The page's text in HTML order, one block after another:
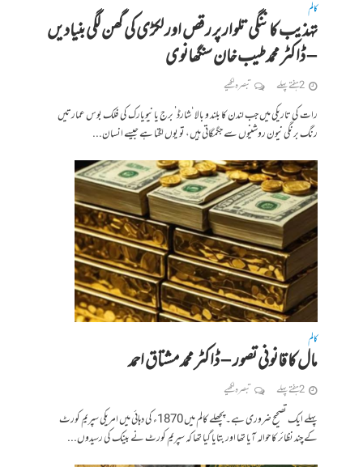
کالم
تہذیب کا ننگی تلوار پر رقص اور لکڑی کی گھن لگی بنیادیں
– ڈاکٹر محمد طیب خان سنگھانوی
2 ہفتے پہلے تبصرہ لکھیے
رات کی تاریکی میں جب لندن کا بلند و بالا ‘شارڈ’ برج یا نیویارک کی فلک بوس عمارتیں
رنگ برنگی نیون روشنیوں سے جگمگاتی ہیں، تو یوں لگتا ہے جیسے انسان...
کالم
مال کا قانونی تصور – ڈاکٹر محمد مشتاق احمد
2 ہفتے پہلے تبصرہ لکھیے
پہلے ایک تصحیح ضروری ہے۔ پچھلے کالم میں 1870ء کی دہائی میں امریکی سپریم کورٹ
کے چند نظائر کا حوالہ آیا تھا اور بتایا گیا تھا کہ سپریم کورٹ نے بینک کی رسیدوں...